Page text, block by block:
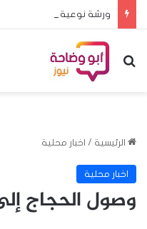
بحث عن
الرئيسية / اخبار محلية
اخبار محلية
وصول الحجاج